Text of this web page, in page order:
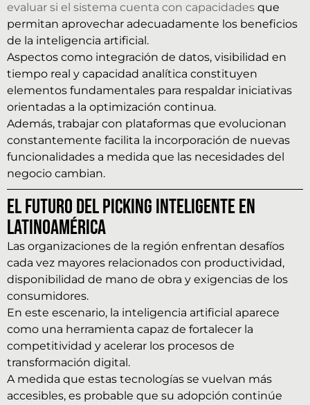
evaluar si el sistema cuenta con capacidades que
permitan aprovechar adecuadamente los beneficios
de la inteligencia artificial.
Aspectos como integración de datos, visibilidad en
tiempo real y capacidad analítica constituyen
elementos fundamentales para respaldar iniciativas
orientadas a la optimización continua.
Además, trabajar con plataformas que evolucionan
constantemente facilita la incorporación de nuevas
funcionalidades a medida que las necesidades del
negocio cambian.
El futuro del picking inteligente en
Latinoamérica
Las organizaciones de la región enfrentan desafíos
cada vez mayores relacionados con productividad,
disponibilidad de mano de obra y exigencias de los
consumidores.
En este escenario, la inteligencia artificial aparece
como una herramienta capaz de fortalecer la
competitividad y acelerar los procesos de
transformación digital.
A medida que estas tecnologías se vuelvan más
accesibles, es probable que su adopción continúe